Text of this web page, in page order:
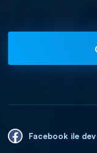
Facebook ile